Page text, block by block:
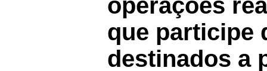
operações
que participe
destinados a